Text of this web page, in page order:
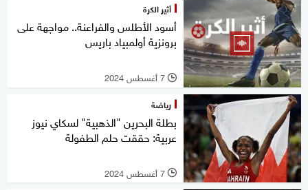
أثير الكرة
أسود الأطلس والفراعنة.. مواجهة على
برونزية أولمبياد باريس
l 7 أغسطس 2024
رياضة
بطلة البحرين "الذهبية" لسكاي نيوز
عربية: حققت حلم الطفولة
l 7 أغسطس 2024